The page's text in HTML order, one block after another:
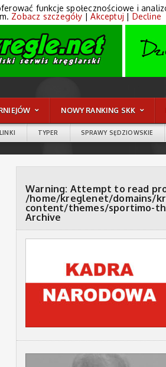
NOWY RANKING SKK
LINKI TYPER SPRAWY SĘDZIOWSKIE
Warning: Attempt to read
/home/kreglenet/domains/
content/themes/sportimo-
Archive
funkcje społecznościowe i
Zobacz szczegóły |Akceptuj | Decline